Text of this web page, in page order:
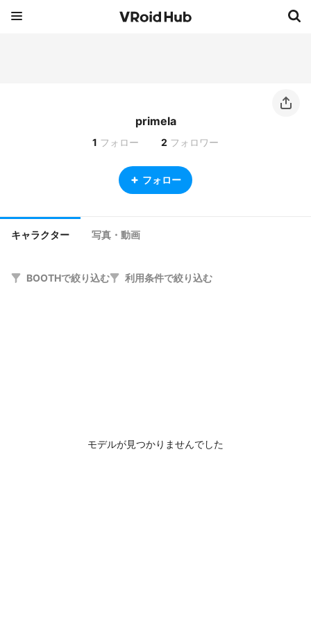
primela
1 フォロー 2 フォロワー
フォロー
キャラクター 写真・動画
BOOTHで絞り込む 利用条件で絞り込む
モデルが見つかりませんでした